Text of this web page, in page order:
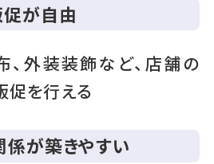
が自由
、外装装飾など、店舗の
を行える
が築きやすい